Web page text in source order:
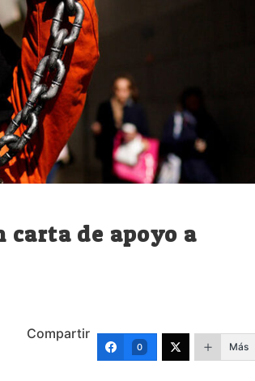
de apoyo a
Compartir
0 Más